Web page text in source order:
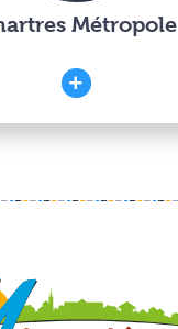
Métropole